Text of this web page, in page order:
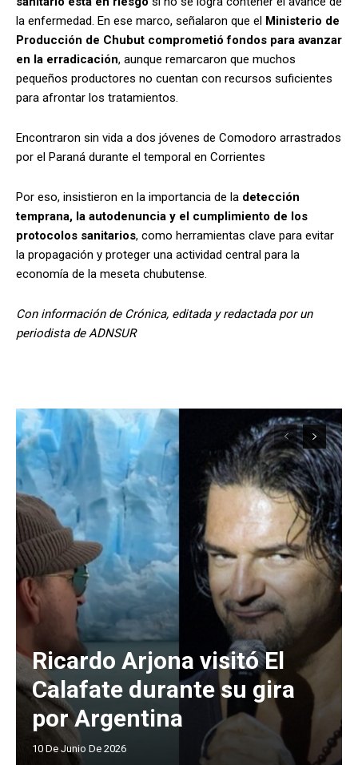
la enfermedad. En ese marco, señalaron que el Ministerio de
Producción de Chubut comprometió fondos para avanzar
en la erradicación, aunque remarcaron que muchos
pequeños productores no cuentan con recursos suficientes
para afrontar los tratamientos.
Encontraron sin vida a dos jóvenes de Comodoro arrastrados
por el Paraná durante el temporal en Corrientes
Por eso, insistieron en la importancia de la detección
temprana, la autodenuncia y el cumplimiento de los
protocolos sanitarios, como herramientas clave para evitar
la propagación y proteger una actividad central para la
economía de la meseta chubutense.
Con información de Crónica, editada y redactada por un
periodista de ADNSUR
Ricardo Arjona visitó El
Calafate durante su gira
por Argentina
10 De Junio De 2026